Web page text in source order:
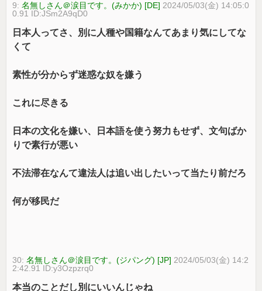
9:名無しさん＠涙目です。(みかか) [DE] 2024/05/03(金) 14:05:0
0.91 ID:JSm2A9qD0
日本人ってさ、別に人種や国籍なんてあまり気にしてな
くて
素性が分からず迷惑な奴を嫌う
これに尽きる
日本の文化を嫌い、日本語を使う努力もせず、文句ばか
りで素行が悪い
不法滞在なんて違法人は追い出したいって当たり前だろ
何が移民だ
30:名無しさん＠涙目です。(ジパング) [JP] 2024/05/03(金) 14:2
2:42.91 ID:y3Ozpzrq0
本当のことだし別にいいんじゃね